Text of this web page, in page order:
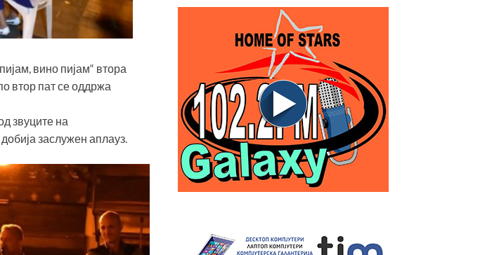
вино пијам“ втора
втор пат се оддржа
звуците на
заслужен аплауз.